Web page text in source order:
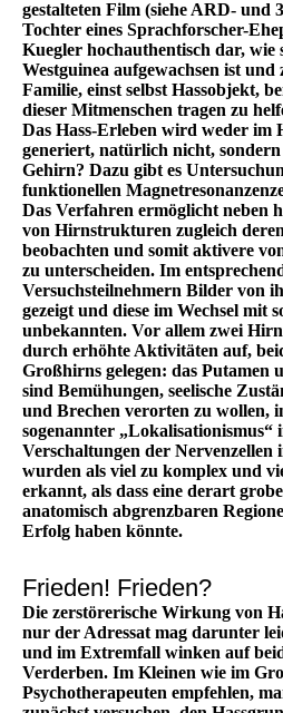
gestalteten Film (siehe ARD- und
Tochter eines Sprachforscher-
Kuegler hochauthentisch dar, wie
Westguinea aufgewachsen ist
Familie, einst selbst Hassobjekt,
dieser Mitmenschen tragen zu
Das Hass-Erleben wird weder im
generiert, natürlich nicht,
Gehirn? Dazu gibt es
funktionellen
Das Verfahren ermöglicht neben
von Hirnstrukturen zugleich
beobachten und somit aktivere
zu unterscheiden. Im
Versuchsteilnehmern Bilder von
gezeigt und diese im Wechsel mit
unbekannten. Vor allem zwei
durch erhöhte Aktivitäten auf,
Großhirns gelegen: das Putamen
sind Bemühungen, seelische
und Brechen verorten zu wollen,
sogenannter „Lokalisationismus“
Verschaltungen der Nervenzellen
wurden als viel zu komplex und
erkannt, als dass eine derart
anatomisch abgrenzbaren
Erfolg haben könnte.
Frieden! Frieden?
Die zerstörerische Wirkung von
nur der Adressat mag darunter
und im Extremfall winken auf
Verderben. Im Kleinen wie im
Psychotherapeuten empfehlen,